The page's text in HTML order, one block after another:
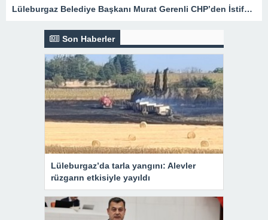
Lüleburgaz Belediye Başkanı Murat Gerenli CHP’den İstifa Etti
Son Haberler
Lüleburgaz’da tarla yangını: Alevler
rüzgarın etkisiyle yayıldı